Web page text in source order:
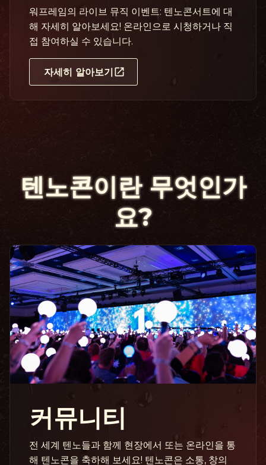
워프레임의 라이브 뮤직 이벤트: 텐노콘서트에 대
해 자세히 알아보세요! 온라인으로 시청하거나 직
접 참여하실 수 있습니다.
자세히 알아보기
텐노콘이란 무엇인가
요?
커뮤니티
전 세계 텐노들과 함께 현장에서 또는 온라인을 통
해 텐노콘을 축하해 보세요! 텐노콘은 소통, 창의